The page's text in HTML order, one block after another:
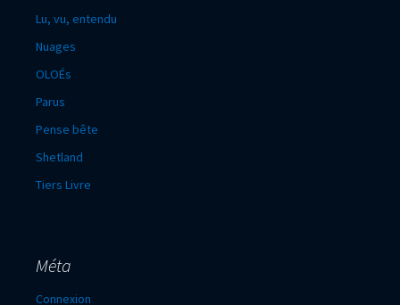
Lu, vu, entendu
Nuages
OLOÉs
Parus
Pense bête
Shetland
Tiers Livre
Méta
Connexion